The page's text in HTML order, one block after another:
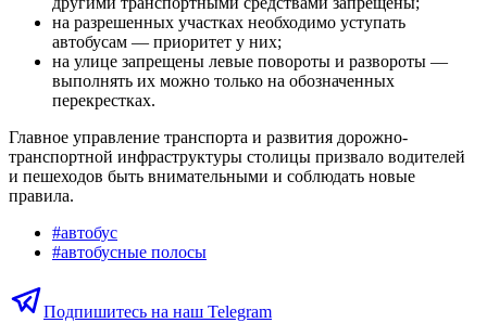
на разрешенных участках необходимо уступать
автобусам — приоритет у них;
на улице запрещены левые повороты и развороты —
выполнять их можно только на обозначенных
перекрестках.
Главное управление транспорта и развития дорожно-
транспортной инфраструктуры столицы призвало водителей
и пешеходов быть внимательными и соблюдать новые
правила.
#автобус
#автобусные полосы
Подпишитесь на наш Telegram